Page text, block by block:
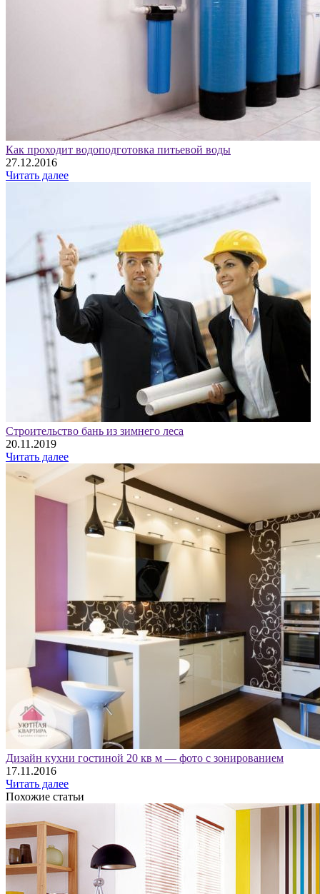
Как проходит водоподготовка питьевой воды
27.12.2016
Читать далее
Строительство бань из зимнего леса
20.11.2019
Читать далее
Дизайн кухни гостиной 20 кв м — фото с зонированием
17.11.2016
Читать далее
Похожие статьи